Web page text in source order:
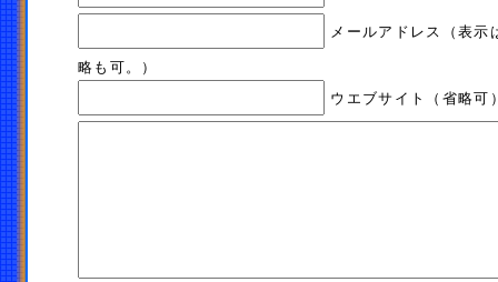
メールアドレス（表示
略も可。）
ウエブサイト（省略可